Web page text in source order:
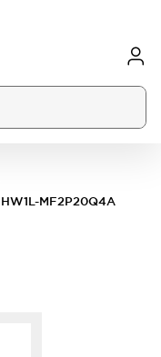
HW1L-MF2P20Q4A